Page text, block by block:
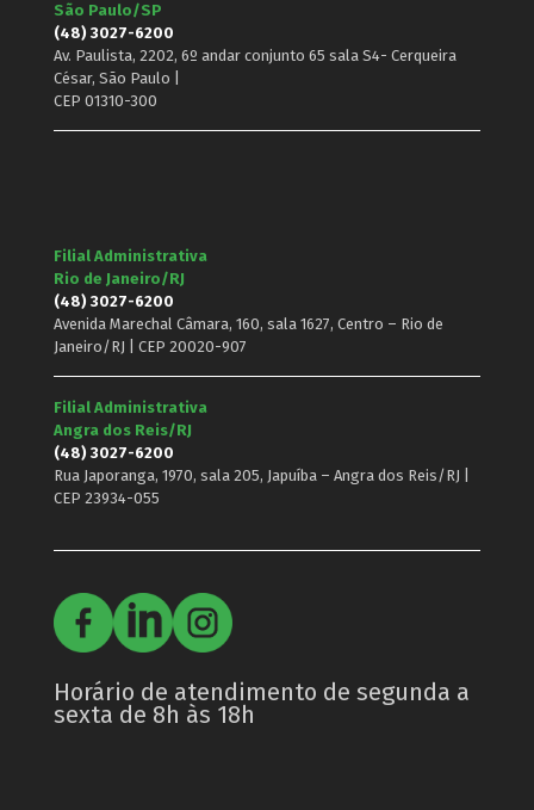
São Paulo/SP
(48) 3027-6200
Av. Paulista, 2202, 6º andar conjunto 65 sala S4- Cerqueira
César, São Paulo |
CEP 01310-300
Filial Administrativa
Rio de Janeiro/RJ
(48) 3027-6200
Avenida Marechal Câmara, 160, sala 1627, Centro – Rio de
Janeiro/RJ | CEP 20020-907
Filial Administrativa
Angra dos Reis/RJ
(48) 3027-6200
Rua Japoranga, 1970, sala 205, Japuíba – Angra dos Reis/RJ |
CEP 23934-055
Horário de atendimento de segunda a
sexta de 8h às 18h